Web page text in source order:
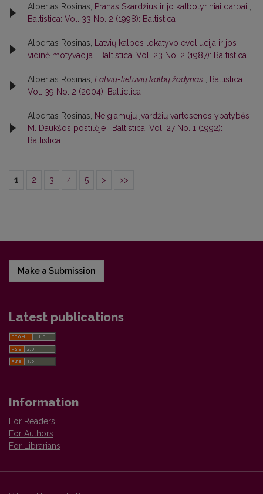
Albertas Rosinas, Pranas Skardžius ir jo kalbotyriniai darbai
Baltistica: Vol. 33 No. 2 (1998): Baltistica
Albertas Rosinas,
Latvių kalbos lokatyvo evoliucija ir jos
vidinė motyvacija
Baltistica: Vol. 23 No. 2 (1987): Baltistica
Albertas Rosinas, Latvių-lietuvių kalbų žodynas
Baltistica:
Vol. 39 No. 2 (2004): Baltictica
Albertas Rosinas,
Neigiamųjų įvardžių vartosenos ypatybės
M. Daukšos postilėje
Baltistica: Vol. 27 No. 1 (1992):
Baltistica
1 2 3 4 5 > >>
Make a Submission
Latest publications
Information
For Readers
For Authors
For Librarians